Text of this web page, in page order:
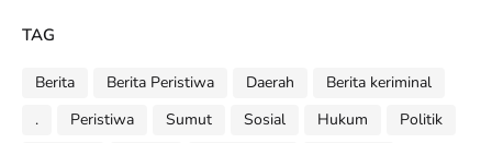
TAG
Berita Berita Peristiwa Daerah
Berita keriminal
.
Peristiwa Sumut Sosial Hukum
Politik